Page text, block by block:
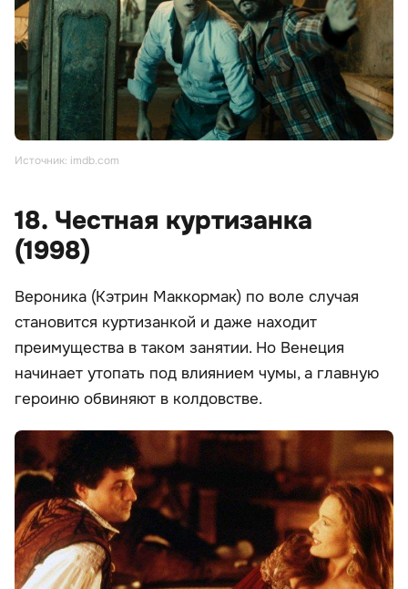
Источник: imdb.com
18. Честная куртизанка
(1998)
Вероника (Кэтрин Маккормак) по воле случая
становится куртизанкой и даже находит
преимущества в таком занятии. Но Венеция
начинает утопать под влиянием чумы, а главную
героиню обвиняют в колдовстве.